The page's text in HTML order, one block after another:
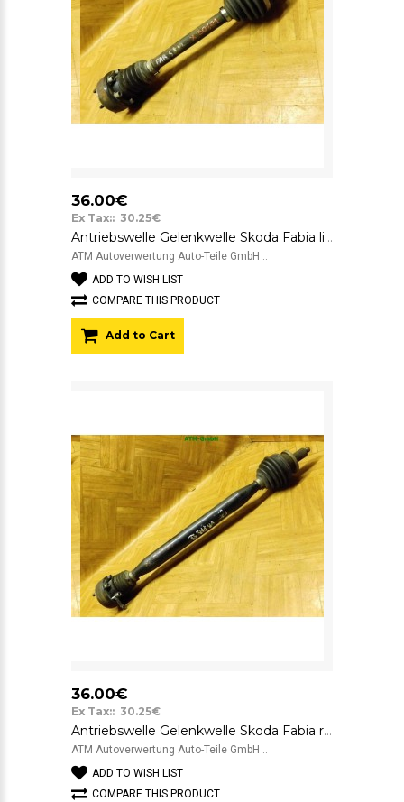
36.00€
Ex Tax:: 30.25€
Antriebswelle Gelenkwelle Skoda Fabia links Fahrerseite
ATM Autoverwertung Auto-Teile GmbH ..
ADD TO WISH LIST
COMPARE THIS PRODUCT
Add to Cart
36.00€
Ex Tax:: 30.25€
Antriebswelle Gelenkwelle Skoda Fabia rechts Beifahrerseite 6Q0407272
ATM Autoverwertung Auto-Teile GmbH ..
ADD TO WISH LIST
COMPARE THIS PRODUCT